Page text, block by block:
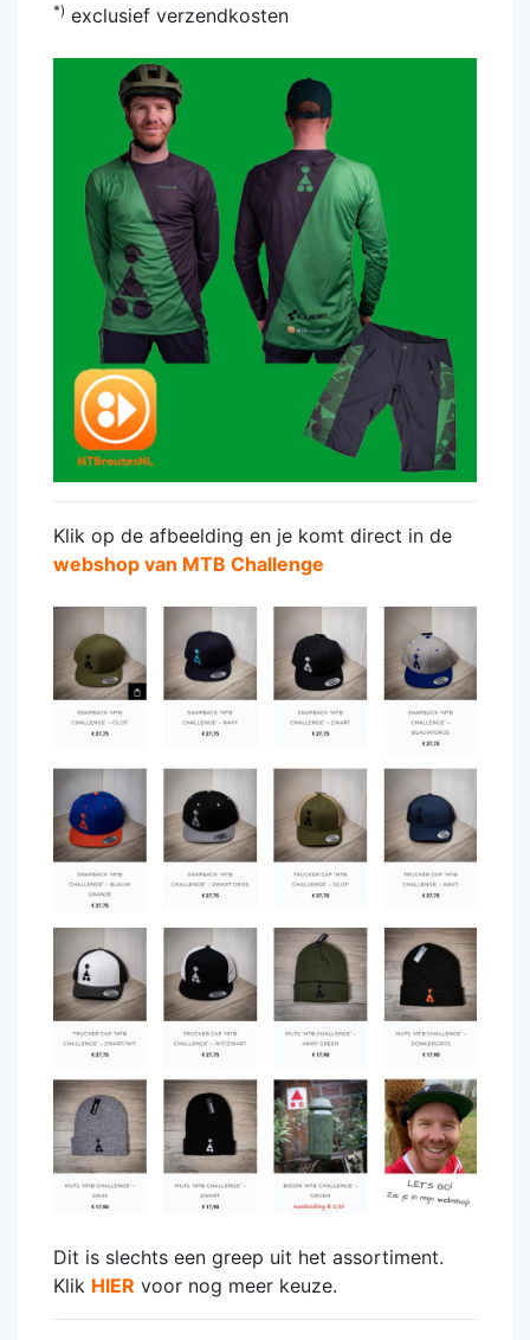
*) exclusief verzendkosten
Klik op de afbeelding en je komt direct in de
webshop van MTB Challenge
Dit is slechts een greep uit het assortiment.
Klik HIER voor nog meer keuze.